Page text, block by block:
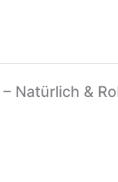
Natürlich &